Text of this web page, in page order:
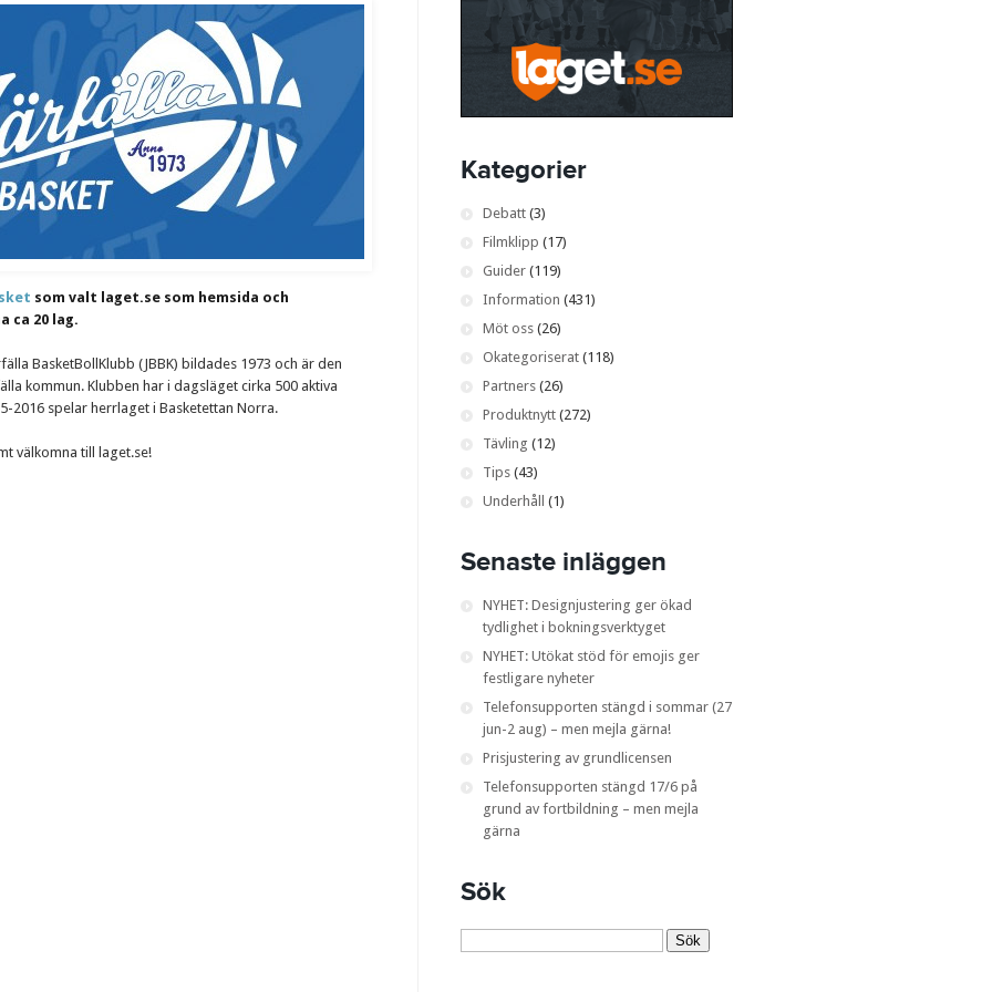
som valt laget.se som hemsida och
ca 20 lag.
BasketBollKlubb (JBBK) bildades 1973 och är den
kommun. Klubben har i dagsläget cirka 500 aktiva
2016 spelar herrlaget i Basketettan Norra.
välkomna till laget.se!
Kategorier
Debatt (3)
Filmklipp (17)
Guider (119)
Information (431)
Möt oss (26)
Okategoriserat (118)
Partners (26)
Produktnytt (272)
Tävling (12)
Tips (43)
Underhåll
(1)
Senaste inläggen
NYHET: Designjustering ger ökad
tydlighet i bokningsverktyget
NYHET: Utökat stöd för emojis ger
festligare nyheter
Telefonsupporten stängd i sommar (27
jun-2 aug) – men mejla gärna!
Prisjustering av grundlicensen
Telefonsupporten stängd 17/6 på
grund av fortbildning – men mejla
gärna
Sök
Sök
efter: